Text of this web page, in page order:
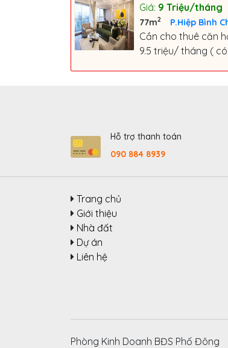
Giá: 9 Triệu/tháng
77m2 P.Hiệp Bình
Cần cho thuê căn
9.5 triệu/ tháng (
Hỗ trợ thanh toán
090 884 8939
Trang chủ
Giới thiệu
Nhà đất
Dự án
Liên hệ
Phòng Kinh Doanh BĐS Phố Đông